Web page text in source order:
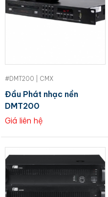
#DMT200 | CMX
Đầu Phát nhạc nền
DMT200
Giá liên hệ